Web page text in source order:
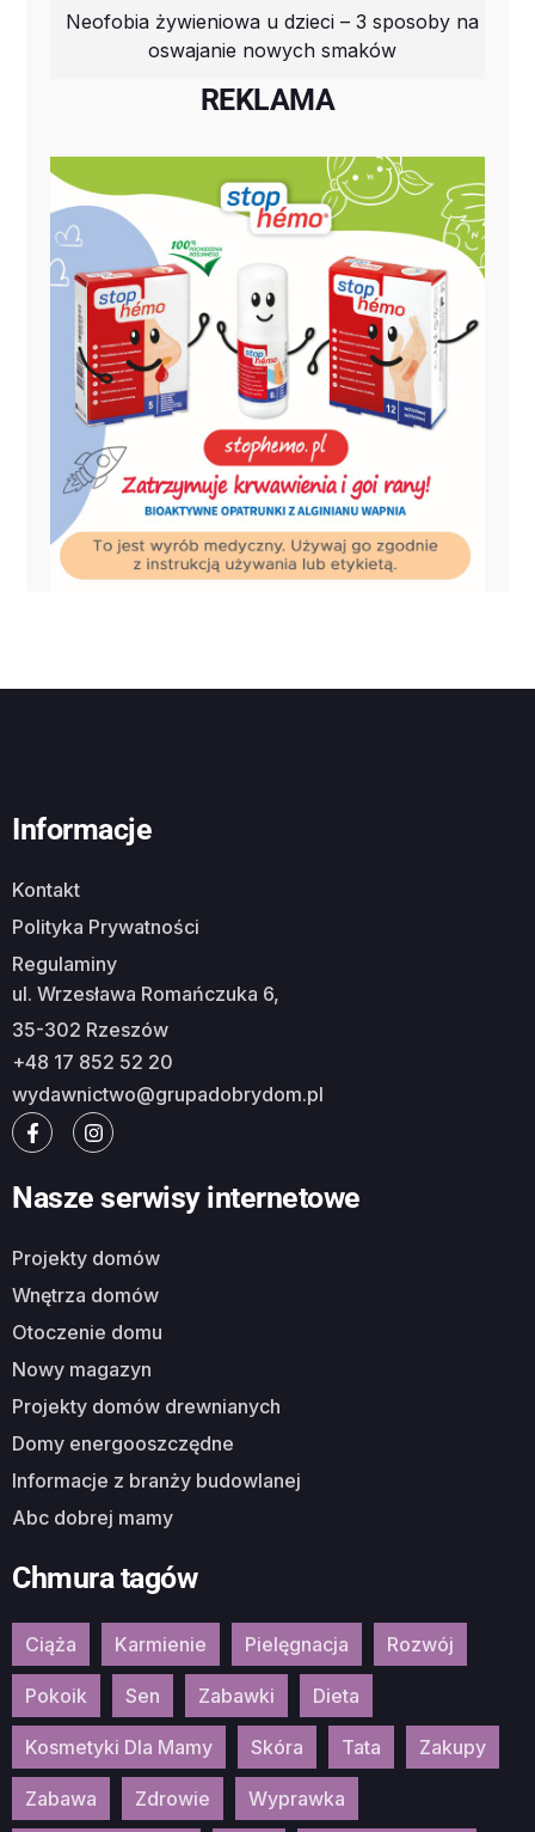
Neofobia żywieniowa u dzieci – 3 sposoby na
oswajanie nowych smaków
REKLAMA
Informacje
Kontakt
Polityka Prywatności
Regulaminy
ul. Wrzesława Romańczuka 6,
35-302 Rzeszów
+48 17 852 52 20
wydawnictwo@grupadobrydom.pl
Nasze serwisy internetowe
Projekty domów
Wnętrza domów
Otoczenie domu
Nowy magazyn
Projekty domów drewnianych
Domy energooszczędne
Informacje z branży budowlanej
Abc dobrej mamy
Chmura tagów
Ciąża Karmienie Pielęgnacja Rozwój
Pokoik Sen Zabawki Dieta
Kosmetyki Dla Mamy Skóra Tata Zakupy
Zabawa Zdrowie Wyprawka